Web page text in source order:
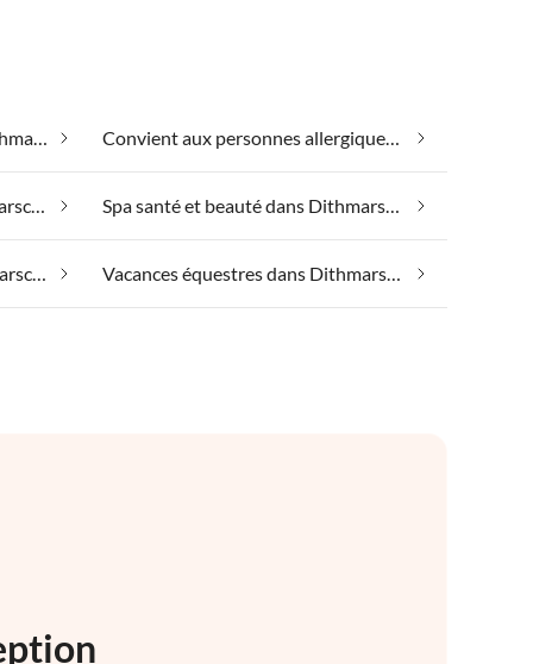
Bien-être le week-end dans Dithmarschen Convient aux personnes allergiques dans Dithmarschen
Emplacement isolé dans Dithmarschen Spa santé et beauté dans Dithmarschen
Vacances à la plage dans Dithmarschen Vacances équestres dans Dithmarschen